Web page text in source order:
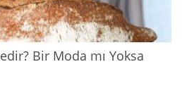
Bir Moda mı Yoksa